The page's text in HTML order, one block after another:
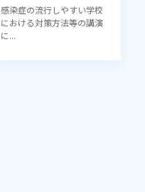
感染症の流行しやすい学校
における対策方法等の講演
に...